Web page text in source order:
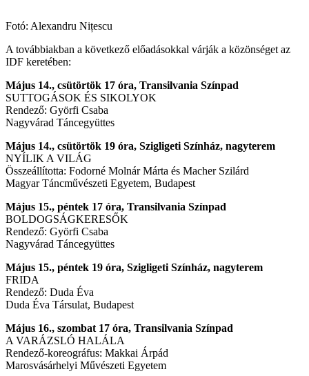
Fotó: Alexandru Nițescu
A továbbiakban a következő előadásokkal várják a közönséget az
IDF keretében:
Május 14., csütörtök 17 óra, Transilvania Színpad
SUTTOGÁSOK ÉS SIKOLYOK
Rendező: Györfi Csaba
Nagyvárad Táncegyüttes
Május 14., csütörtök 19 óra, Szigligeti Színház, nagyterem
NYÍLIK A VILÁG
Összeállította: Fodorné Molnár Márta és Macher Szilárd
Magyar Táncművészeti Egyetem, Budapest
Május 15., péntek 17 óra, Transilvania Színpad
BOLDOGSÁGKERESŐK
Rendező: Györfi Csaba
Nagyvárad Táncegyüttes
Május 15., péntek 19 óra, Szigligeti Színház, nagyterem
FRIDA
Rendező: Duda Éva
Duda Éva Társulat, Budapest
Május 16., szombat 17 óra, Transilvania Színpad
A VARÁZSLÓ HALÁLA
Rendező-koreográfus: Makkai Árpád
Marosvásárhelyi Művészeti Egyetem